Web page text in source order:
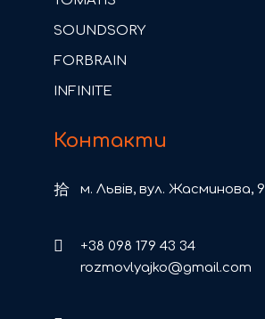
SOUNDSORY
FORBRAIN
INFINITE
Контакти
м. Львів, вул. Жасминова, 9
+38 098 179 43 34
rozmovlyajko@gmail.com